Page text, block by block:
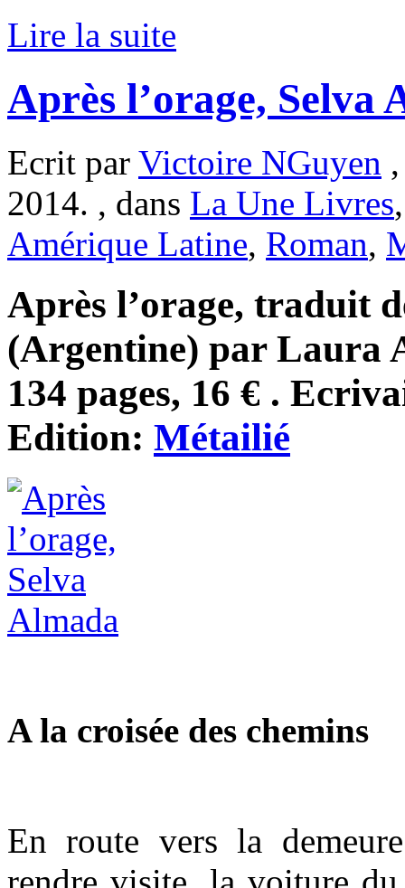
Lire la suite
Après l’orage, Selva
Ecrit par Victoire NGuyen
2014. , dans La Une Livres
Amérique Latine, Roman,
Après l’orage, traduit
(Argentine) par Laura
134 pages, 16 € .
Edition: Métailié
A la croisée des chemins
En route vers la